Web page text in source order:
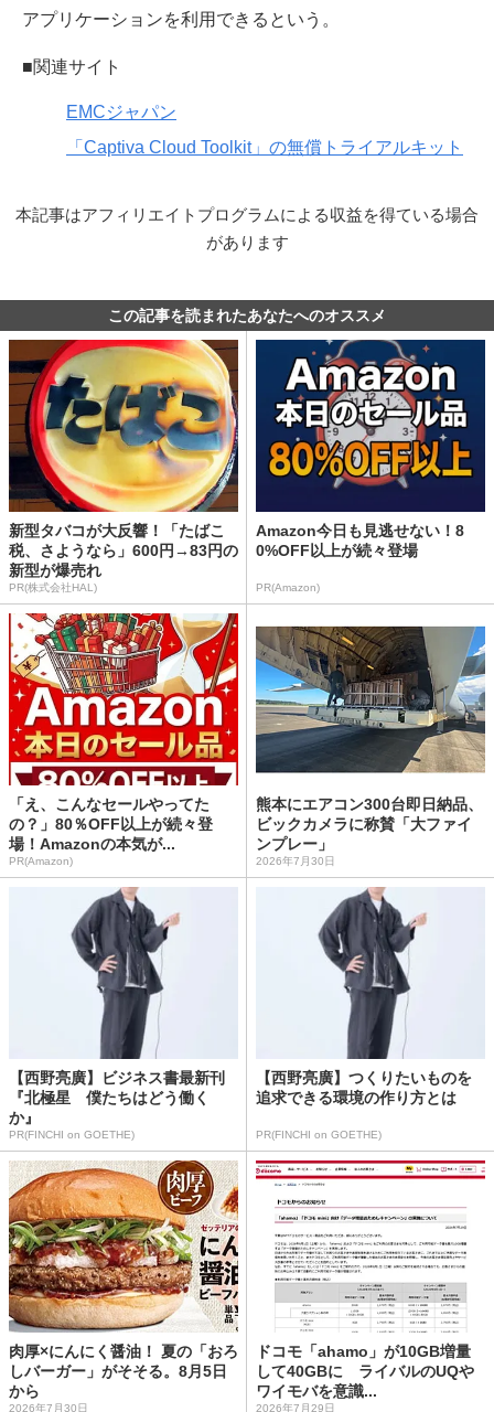
アプリケーションを利用できるという。
■関連サイト
EMCジャパン
「Captiva Cloud Toolkit」の無償トライアルキット
本記事はアフィリエイトプログラムによる収益を得ている場合
があります
この記事を読まれたあなたへのオススメ
新型タバコが大反響！「たばこ
税、さようなら」600円→83円の
新型が爆売れ
PR(株式会社HAL)
Amazon今日も見逃せない！8
0%OFF以上が続々登場
PR(Amazon)
「え、こんなセールやってた
の？」80％OFF以上が続々登
場！Amazonの本気が...
PR(Amazon)
熊本にエアコン300台即日納品、
ビックカメラに称賛「大ファイ
ンプレー」
2026年7月30日
【西野亮廣】ビジネス書最新刊
『北極星 僕たちはどう働く
か』
PR(FINCHI on GOETHE)
【西野亮廣】つくりたいものを
追求できる環境の作り方とは
PR(FINCHI on GOETHE)
肉厚×にんにく醤油！ 夏の「おろ
しバーガー」がそそる。8月5日
から
2026年7月30日
ドコモ「ahamo」が10GB増量
して40GBに ライバルのUQや
ワイモバを意識...
2026年7月29日